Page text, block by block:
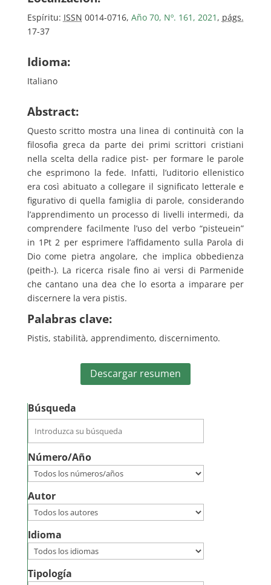
Espíritu: ISSN 0014-0716, Año 70, Nº. 161, 2021 , págs.
17-37
Idioma:
Italiano
Abstract:
Questo scritto mostra una linea di continuità con la
filosofia greca da parte dei primi scrittori cristiani
nella scelta della radice pist- per formare le parole
che esprimono la fede. Infatti, l’uditorio ellenistico
era così abituato a collegare il significato letterale e
figurativo di quella famiglia di parole, considerando
l’apprendimento un processo di livelli intermedi, da
comprendere facilmente l’uso del verbo “pisteuein”
in 1Pt 2 per esprimere l’affidamento sulla Parola di
Dio come pietra angolare, che implica obbedienza
(peith-). La ricerca risale fino ai versi di Parmenide
che cantano una dea che lo esorta a imparare per
discernere la vera pistis.
Palabras clave:
Pistis, stabilità, apprendimento, discernimento.
Descargar resumen
Búsqueda
Número/Año
Autor
Idioma
Tipología